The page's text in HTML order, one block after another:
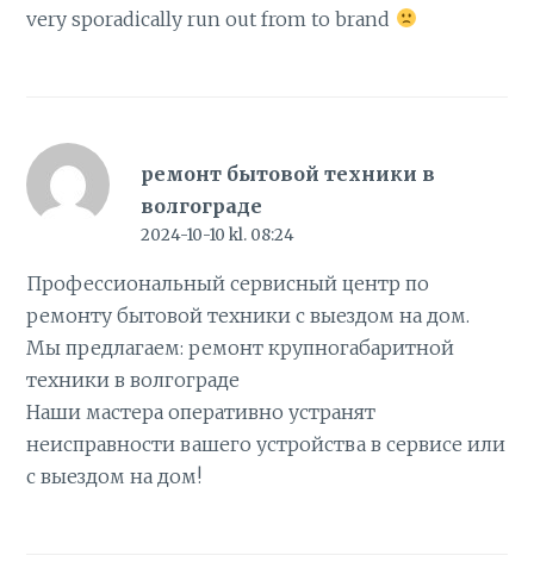
very sporadically run out from to brand
ремонт бытовой техники в
волгограде
2024-10-10 kl. 08:24
Профессиональный сервисный центр по
ремонту бытовой техники с выездом на дом.
Мы предлагаем:ремонт крупногабаритной
техники в волгограде
Наши мастера оперативно устранят
неисправности вашего устройства в сервисе или
с выездом на дом!